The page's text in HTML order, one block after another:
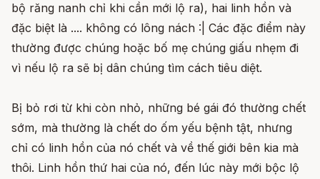
bộ răng nanh chỉ khi cần mới lộ ra), hai linh hồn và
đặc biệt là .... không có lông nách :| Các đặc điểm này
thường được chúng hoặc bố mẹ chúng giấu nhẹm đi
vì nếu lộ ra sẽ bị dân chúng tìm cách tiêu diệt.
Bị bỏ rơi từ khi còn nhỏ, những bé gái đó thường chết
sớm, mà thường là chết do ốm yếu bệnh tật, nhưng
chỉ có linh hồn của nó chết và về thế giới bên kia mà
thôi. Linh hồn thứ hai của nó, đến lúc này mới bộc lộ